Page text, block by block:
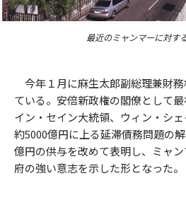
最近のミャンマーに対す
今年１月に麻生太郎副総理兼財
ている。安倍新政権の閣僚として
イン・セイン大統領、ウィン・シェ
約5000億円に上る延滞債務問題の
億円の供与を改めて表明し、ミャ
府の強い意志を示した形となった。